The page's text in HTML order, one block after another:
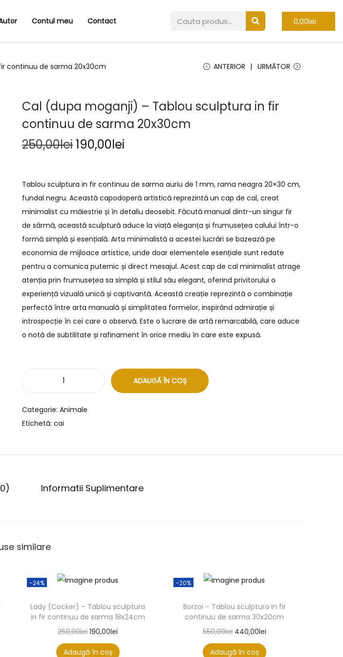
Contul meu Contact 0,00lei
continuu de sarma 20x30cm ANTERIOR URMĂTOR
Cal (dupa moganji) – Tablou sculptura in fir
continuu de sarma 20x30cm
250,00lei190,00lei
Tablou sculptura in fir continuu de sarma auriu de 1 mm, rama neagra 20×30 cm,
fundal negru. Această capodoperă artistică reprezintă un cap de cal, creat
minimalist cu măiestrie și în detaliu deosebit. Făcută manual dintr-un singur fir
de sârmă, această sculptură aduce la viață eleganța și frumusețea calului într-o
formă simplă și esențială. Arta minimalistă a acestei lucrări se bazează pe
economia de mijloace artistice, unde doar elementele esențiale sunt redate
pentru a comunica puternic și direct mesajul. Acest cap de cal minimalist atrage
atenția prin frumusețea sa simplă și stilul său elegant, oferind privitorului o
experiență vizuală unică și captivantă. Această creație reprezintă o combinație
perfectă între arta manuală și simplitatea formelor, inspirând admirație și
introspecție în cei care o observă. Este o lucrare de artă remarcabilă, care aduce
o notă de subtilitate și rafinament în orice mediu în care este expusă.
ADAUGĂ ÎN COȘ
Categorie: Animale
Etichetă: cai
Informatii Suplimentare
similare
-24%
Lady (Cocker) – Tablou sculptura
in fir continuu de sarma 18x24cm
250,00lei 190,00lei
Adaugă în coș
-20%
Borzoi – Tablou sculptura in fir
continuu de sarma 30x20cm
550,00lei 440,00lei
Adaugă în coș